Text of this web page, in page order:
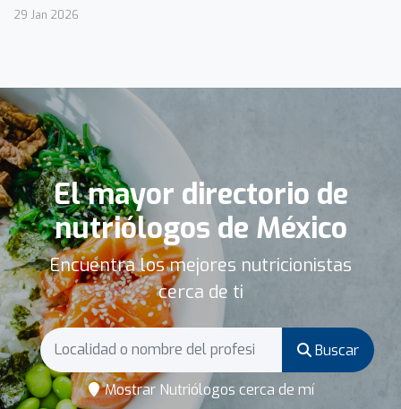
29 Jan 2026
El mayor directorio de
nutriólogos de México
Encuentra los mejores nutricionistas
cerca de ti
Buscar
Mostrar Nutriólogos cerca de mí